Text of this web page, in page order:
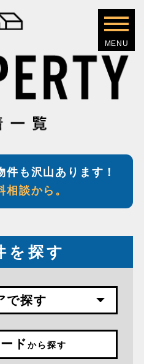
も沢山あります！
相談から。
を探す
で探す
ドから探す